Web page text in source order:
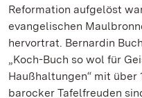
Reformation aufgelöst
evangelischen
hervortrat. Bernardin
„Koch-Buch so wol für
Haußhaltungen“ mit über
barocker Tafelfreuden